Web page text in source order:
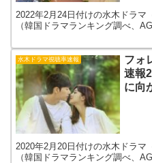
2022年2月24日付けの水木ドラマ
（韓国ドラマランキング調べ、
水木ドラマ視聴率速報
フォ
速報
に向
2020年2月20日付けの水木ドラマ
（韓国ドラマランキング調べ、